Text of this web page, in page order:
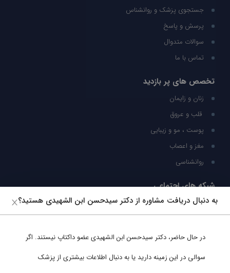
جستجوی پزشک و روانشناس
پرسش و پاسخ
سوالات متدوال
تماس با ما
تخصص های پر بازدید
زنان و زایمان
قلب و عروق
پوست ، مو و زیبایی
مغز و اعصاب
روانشناسی
شبکه های اجتماعی
ما را در شبکه های اجتماعی دنبال کنید
به دنبال دریافت مشاوره از دکتر سیدحسن ابن الشهیدی هستید؟
در حال حاضر، دکتر سیدحسن ابن الشهیدیعضو داکتاپ نیستند. اگر
سوالی در این زمینه دارید یا به دنبال اطلاعات بیشتری از پزشک